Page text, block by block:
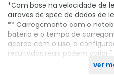
*Com base na velocidade de
através de spec de dados de
** Carregamento com o
bateria e o tempo de
acordo com o uso, a
resultados reais podem variar."
ver